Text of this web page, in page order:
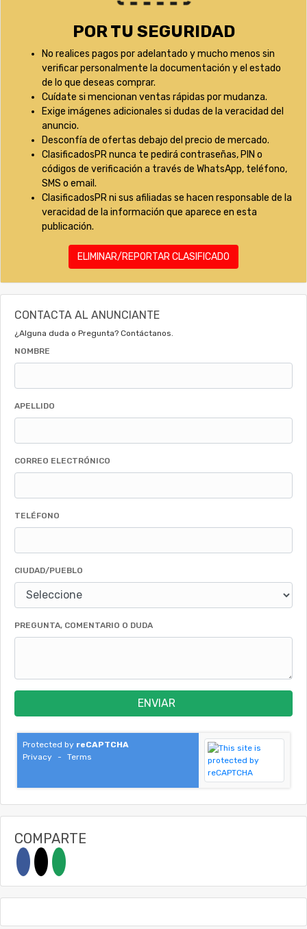
POR TU SEGURIDAD
No realices pagos por adelantado y mucho menos sin
verificar personalmente la documentación y el estado
de lo que deseas comprar.
Cuídate si mencionan ventas rápidas por mudanza.
Exige imágenes adicionales si dudas de la veracidad del
anuncio.
Desconfía de ofertas debajo del precio de mercado.
ClasificadosPR nunca te pedirá contraseñas, PIN o
códigos de verificación a través de WhatsApp, teléfono,
SMS o email.
ClasificadosPR ni sus afiliadas se hacen responsable de la
veracidad de la información que aparece en esta
publicación.
ELIMINAR/REPORTAR CLASIFICADO
CONTACTA AL ANUNCIANTE
¿Alguna duda o Pregunta? Contáctanos.
NOMBRE
APELLIDO
CORREO ELECTRÓNICO
TELÉFONO
CIUDAD/PUEBLO
PREGUNTA, COMENTARIO O DUDA
ENVIAR
Protected by reCAPTCHA
Privacy
- Terms
COMPARTE